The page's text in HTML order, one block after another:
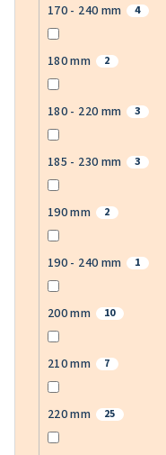
170 - 240 mm 4
180 mm 2
180 - 220 mm 3
185 - 230 mm 3
190 mm 2
190 - 240 mm 1
200 mm 10
210 mm 7
220 mm 25